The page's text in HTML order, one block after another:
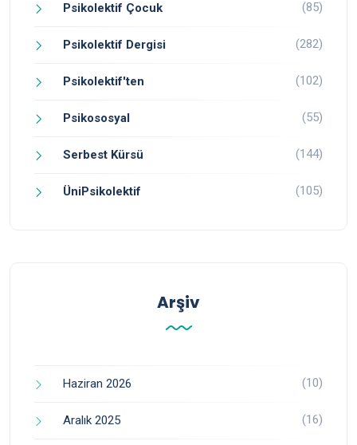
Psikolektif Çocuk (85)
Psikolektif Dergisi (282)
Psikolektif'ten (102)
Psikososyal (55)
Serbest Kürsü (144)
ÜniPsikolektif (105)
Arşiv
Haziran 2026 (10)
Aralık 2025 (16)